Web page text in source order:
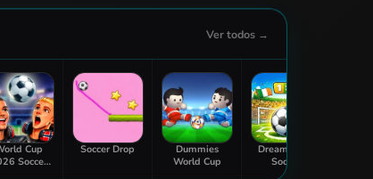
Ver todos →
Cup
Soccer
Soccer Drop
Dummies
World Cup
Dream Head
Soccer